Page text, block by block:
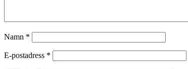
Namn *
E-postadress *